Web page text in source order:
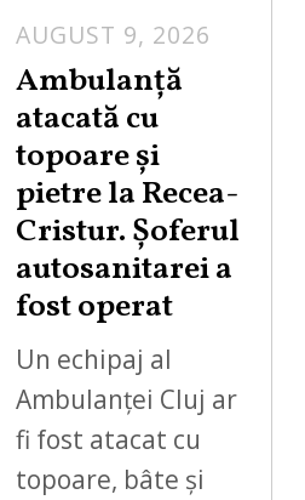
AUGUST 9, 2026
Ambulanță
atacată cu
topoare și
pietre la Recea-
Cristur. Șoferul
autosanitarei a
fost operat
Un echipaj al
Ambulanței Cluj ar
fi fost atacat cu
topoare, bâte și